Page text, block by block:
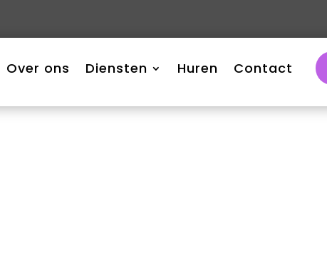
Over ons Diensten Huren Contact